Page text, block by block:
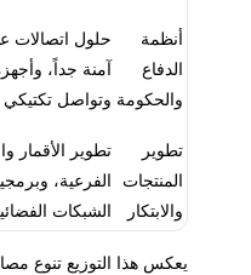
أنظمة
الدفاع
والحكومة
حلول اتصالات
آمنة جداً،
وتواصل تكتيكي
تطوير
المنتجات
والابتكار
تطوير الأقمار
الفرعية،
الشبكات
يعكس هذا التوزيع تنوع